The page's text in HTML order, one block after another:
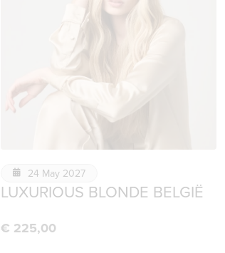
24 May 2027
LUXURIOUS BLONDE BELGIË
€ 225,00